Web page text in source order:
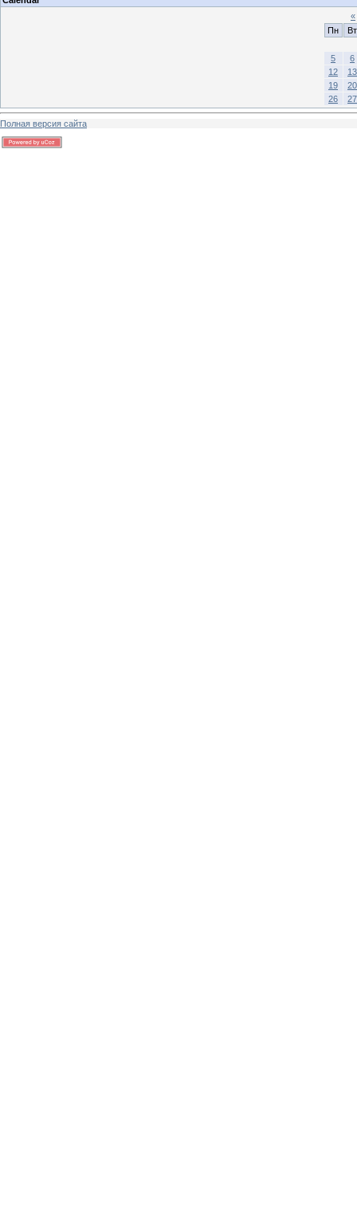
«
Пн
Вт
5
6
12
13
19
20
26
27
Полная версия сайта